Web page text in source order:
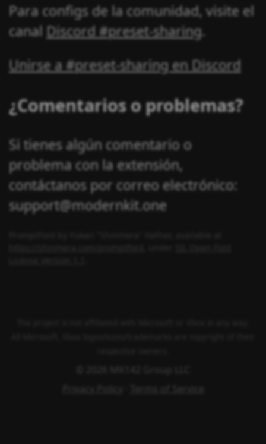
Para configs de la comunidad, visite el
canal Discord #preset-sharing.
Unirse a #preset-sharing en Discord
¿Comentarios o problemas?
Si tienes algún comentario o
problema con la extensión,
contáctanos por correo electrónico:
support@modernkit.one